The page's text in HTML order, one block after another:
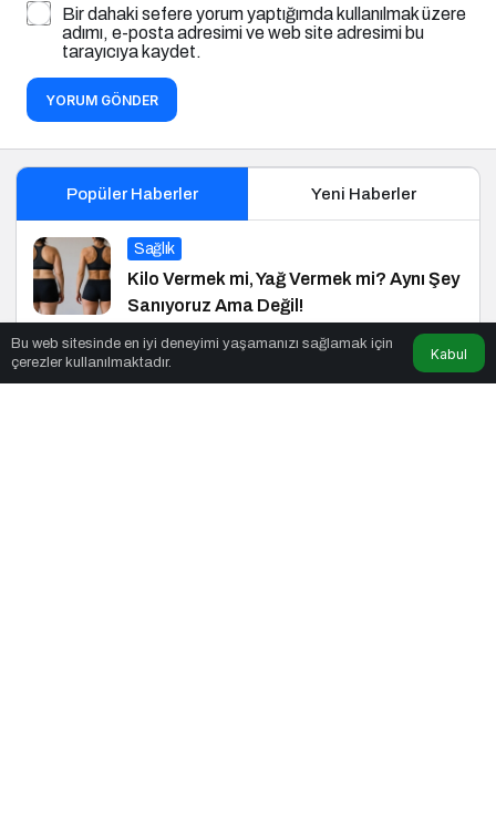
Bir dahaki sefere yorum yaptığımda kullanılmak üzere
adımı, e-posta adresimi ve web site adresimi bu
tarayıcıya kaydet.
YORUM GÖNDER
Popüler Haberler Yeni Haberler
Sağlık
Kilo Vermek mi, Yağ Vermek mi? Aynı Şey
Sanıyoruz Ama Değil!
Siyaset
Bu web sitesinde en iyi deneyimi yaşamanızı sağlamak için
çerezler kullanılmaktadır.
Kabul